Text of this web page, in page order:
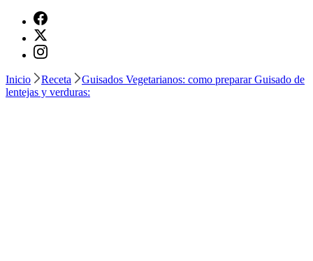
Inicio Receta
Guisados Vegetarianos: como preparar Guisado de
lentejas y verduras: